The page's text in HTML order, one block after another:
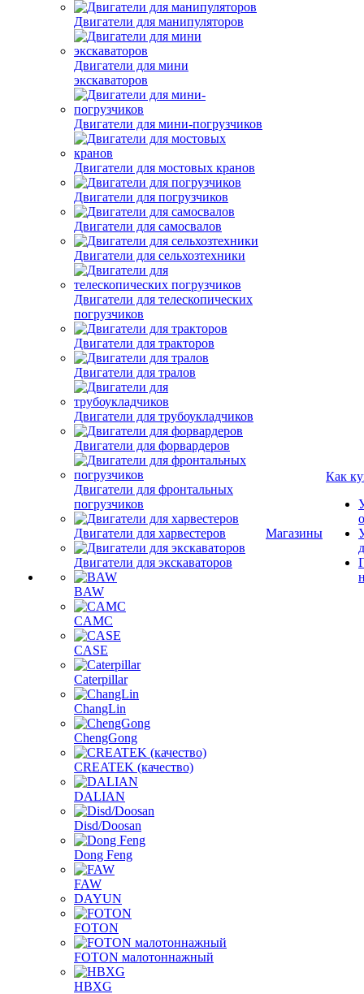
Двигатели для манипуляторов
Двигатели для мини
экскаваторов
Двигатели для мини-погрузчиков
Двигатели для мостовых кранов
Двигатели для погрузчиков
Двигатели для самосвалов
Двигатели для сельхозтехники
Двигатели для телескопических
погрузчиков
Двигатели для тракторов
Двигатели для тралов
Двигатели для трубоукладчиков
Двигатели для форвардеров
Двигатели для фронтальных
погрузчиков
Двигатели для харвестеров
Двигатели для экскаваторов
BAW
CAMC
CASE
Caterpillar
ChangLin
ChengGong
CREATEK (качество)
DALIAN
Disd/Doosan
Dong Feng
FAW
DAYUN
FOTON
FOTON малотоннажный
HBXG
Магазины
Как